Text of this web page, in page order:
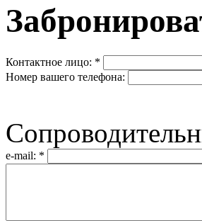
Контактное лицо: *
Номер вашего телефона:
e-mail: *